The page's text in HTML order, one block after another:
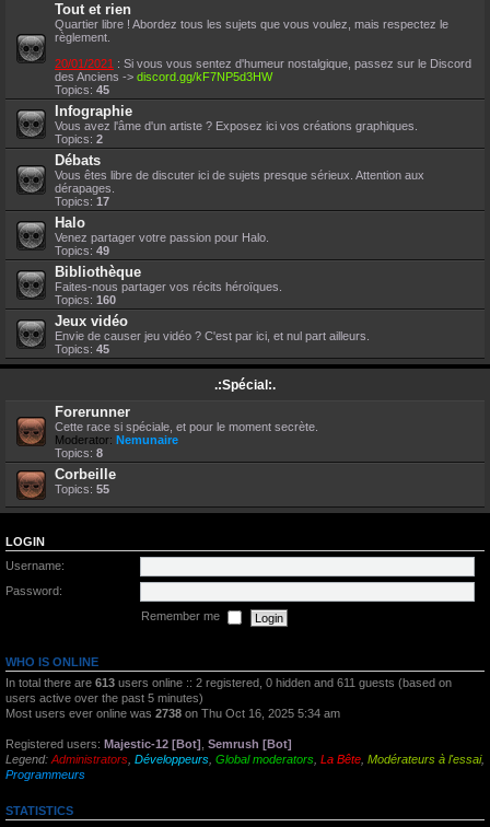
Tout et rien
Quartier libre ! Abordez tous les sujets que vous voulez, mais respectez le
règlement.
20/01/2021 : Si vous vous sentez d'humeur nostalgique, passez sur le Discord
des Anciens -> discord.gg/kF7NP5d3HW
Topics: 45
Infographie
Vous avez l'âme d'un artiste ? Exposez ici vos créations graphiques.
Topics: 2
Débats
Vous êtes libre de discuter ici de sujets presque sérieux. Attention aux
dérapages.
Topics: 17
Halo
Venez partager votre passion pour Halo.
Topics: 49
Bibliothèque
Faites-nous partager vos récits héroïques.
Topics: 160
Jeux vidéo
Envie de causer jeu vidéo ? C'est par ici, et nul part ailleurs.
Topics: 45
.:Spécial:.
Forerunner
Cette race si spéciale, et pour le moment secrète.
Moderator: Nemunaire
Topics: 8
Corbeille
Topics: 55
LOGIN
Username:
Password:
Remember me
WHO IS ONLINE
In total there are 613 users online :: 2 registered, 0 hidden and 611 guests (based on
users active over the past 5 minutes)
Most users ever online was 2738 on Thu Oct 16, 2025 5:34 am
Registered users: Majestic-12 [Bot] Semrush [Bot]
Legend: Administrators Développeurs Global moderators La Bête Modérateurs à l'essai,
Programmeurs
STATISTICS